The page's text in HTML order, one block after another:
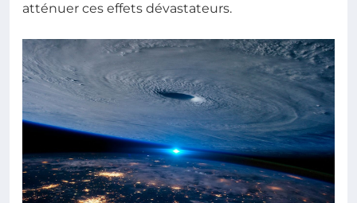
atténuer ces effets dévastateurs.